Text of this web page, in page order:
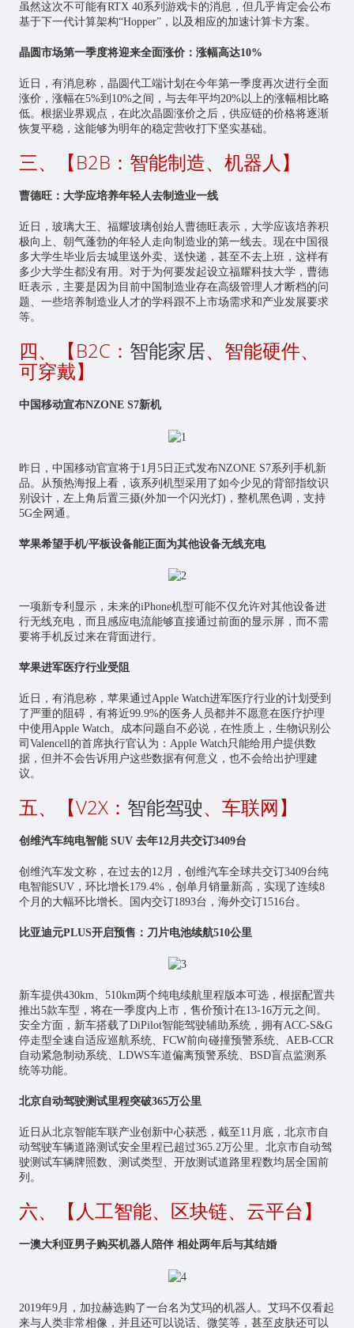
虽然这次不可能有RTX 40系列游戏卡的消息，但几乎肯定会公布
基于下一代计算架构“Hopper”，以及相应的加速计算卡方案。
晶圆市场第一季度将迎来全面涨价：涨幅高达10%
近日，有消息称，晶圆代工端计划在今年第一季度再次进行全面
涨价，涨幅在5%到10%之间，与去年平均20%以上的涨幅相比略
低。根据业界观点，在此次晶圆涨价之后，供应链的价格将逐渐
恢复平稳，这能够为明年的稳定营收打下坚实基础。
三、【B2B：智能制造、机器人】
曹德旺：大学应培养年轻人去制造业一线
近日，玻璃大王、福耀玻璃创始人曹德旺表示，大学应该培养积
极向上、朝气蓬勃的年轻人走向制造业的第一线去。现在中国很
多大学生毕业后去城里送外卖、送快递，甚至不去上班，这样有
多少大学生都没有用。对于为何要发起设立福耀科技大学，曹德
旺表示，主要是因为目前中国制造业存在高级管理人才断档的问
题、一些培养制造业人才的学科跟不上市场需求和产业发展要求
等。
四、【B2C： 智能家居、智能硬件、
可穿戴】
中国移动宣布NZONE S7新机
昨日，中国移动官宣将于1月5日正式发布NZONE S7系列手机新
品。从预热海报上看，该系列机型采用了如今少见的背部指纹识
别设计，左上角后置三摄(外加一个闪光灯)，整机黑色调，支持
5G全网通。
苹果希望手机/平板设备能正面为其他设备无线充电
一项新专利显示，未来的iPhone机型可能不仅允许对其他设备进
行无线充电，而且感应电流能够直接通过前面的显示屏，而不需
要将手机反过来在背面进行。
苹果进军医疗行业受阻
近日，有消息称，苹果通过Apple Watch进军医疗行业的计划受到
了严重的阻碍，有将近99.9%的医务人员都并不愿意在医疗护理
中使用Apple Watch。成本问题自不必说，在性质上，生物识别公
司Valencell的首席执行官认为：Apple Watch只能给用户提供数
据，但并不会告诉用户这些数据有何意义，也不会给出护理建
议。
五、【V2X： 智能驾驶、车联网】
创维汽车纯电智能 SUV 去年12月共交订3409台
创维汽车发文称，在过去的12月，创维汽车全球共交订3409台纯
电智能SUV，环比增长179.4%，创单月销量新高，实现了连续8
个月的大幅环比增长。国内交订1893台，海外交订1516台。
比亚迪元PLUS开启预售：刀片电池续航510公里
新车提供430km、510km两个纯电续航里程版本可选，根据配置共
推出5款车型，将在一季度内上市，售价预计在13-16万元之间。
安全方面，新车搭载了DiPilot智能驾驶辅助系统，拥有ACC-S&G
停走型全速自适应巡航系统、FCW前向碰撞预警系统、AEB-CCR
自动紧急制动系统、LDWS车道偏离预警系统、BSD盲点监测系
统等功能。
北京自动驾驶测试里程突破365万公里
近日从北京智能车联产业创新中心获悉，截至11月底，北京市自
动驾驶车辆道路测试安全里程已超过365.2万公里。北京市自动驾
驶测试车辆牌照数、测试类型、开放测试道路里程数均居全国前
列。
六、【人工智能、区块链、云平台】
一澳大利亚男子购买机器人陪伴 相处两年后与其结婚
2019年9月，加拉赫选购了一台名为艾玛的机器人。艾玛不仅看起
来与人类非常相像，并且还可以说话、微笑等，甚至皮肤还可以